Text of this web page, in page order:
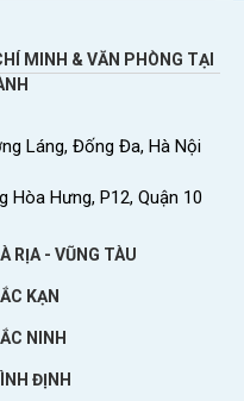
MINH & VĂN PHÒNG TẠI
Láng, Đống Đa, Hà Nội
Hòa Hưng, P12, Quận 10
RỊA - VŨNG TÀU
KẠN
NINH
ĐỊNH